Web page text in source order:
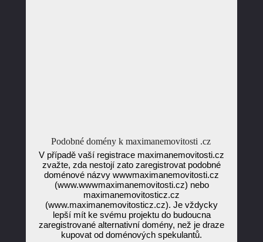
Podobné domény k maximanemovitosti .cz
V případě vaší registrace maximanemovitosti.cz
zvažte, zda nestojí zato zaregistrovat podobné
doménové názvy wwwmaximanemovitosti.cz
(www.wwwmaximanemovitosti.cz) nebo
maximanemovitosticz.cz
(www.maximanemovitosticz.cz). Je vždycky
lepší mít ke svému projektu do budoucna
zaregistrované alternativní domény, než je draze
kupovat od doménových spekulantů.